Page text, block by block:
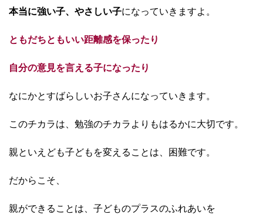
本当に強い子、やさしい子になっていきますよ。
ともだちともいい距離感を保ったり
自分の意見を言える子になったり
なにかとすばらしいお子さんになっていきます。
このチカラは、勉強のチカラよりもはるかに大切です。
親といえども子どもを変えることは、困難です。
だからこそ、
親ができることは、子どものプラスのふれあいを